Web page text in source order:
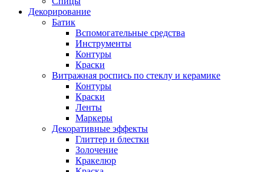
Декорирование
Батик
Вспомогательные средства
Инструменты
Контуры
Краски
Витражная роспись по стеклу и керамике
Контуры
Краски
Ленты
Маркеры
Декоративные эффекты
Глиттер и блестки
Золочение
Кракелюр